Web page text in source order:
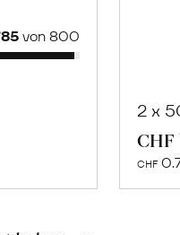
von 800
2 x
CHF
CHF